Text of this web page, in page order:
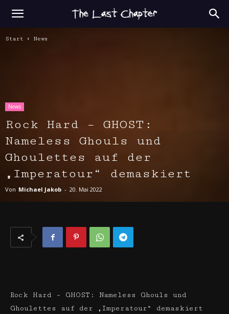
Start News
News
Rock Hard – GHOST:
Nameless Ghouls und
Ghoulettes auf der
„Imperatour“ demaskiert
Von Michael Jakob - 20. Mai 2022
Rock Hard – GHOST: Nameless Ghouls und
Ghoulettes auf der „Imperatour“ demaskiert